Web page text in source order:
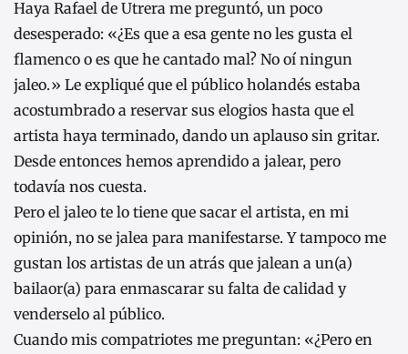
Haya Rafael de Utrera me preguntó, un poco
desesperado: «¿Es que a esa gente no les gusta el
flamenco o es que he cantado mal? No oí ningun
jaleo.» Le expliqué que el público holandés estaba
acostumbrado a reservar sus elogios hasta que el
artista haya terminado, dando un aplauso sin gritar.
Desde entonces hemos aprendido a jalear, pero
todavía nos cuesta.
Pero el jaleo te lo tiene que sacar el artista, en mi
opinión, no se jalea para manifestarse. Y tampoco me
gustan los artistas de un atrás que jalean a un(a)
bailaor(a) para enmascarar su falta de calidad y
venderselo al público.
Cuando mis compatriotes me preguntan: «¿Pero en